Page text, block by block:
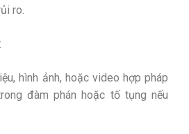
ro.
:
hình ảnh, hoặc video hợp pháp
đàm phán hoặc tố tụng nếu